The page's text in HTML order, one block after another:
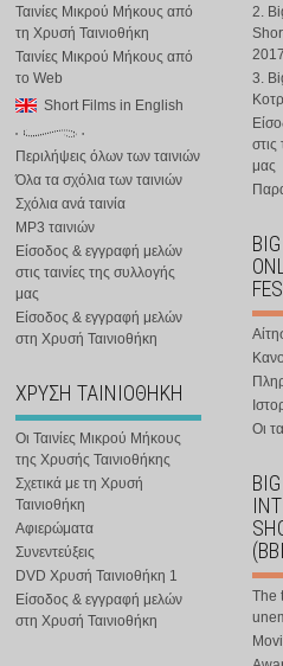
Ταινίες Μικρού Μήκους από
τη Χρυσή Ταινιοθήκη
Ταινίες Μικρού Μήκους από
το Web
Short Films in English
Περιλήψεις όλων των ταινιών
Όλα τα σχόλια των ταινιών
Σχόλια ανά ταινία
MP3 ταινιών
Είσοδος & εγγραφή μελών
στις ταινίες της συλλογής
μας
Είσοδος & εγγραφή μελών
στη Χρυσή Ταινιοθήκη
ΧΡΥΣΗ ΤΑΙΝΙΟΘΗΚΗ
Οι Ταινίες Μικρού Μήκους
της Χρυσής Ταινιοθήκης
Σχετικά με τη Χρυσή
Ταινιοθήκη
Αφιερώματα
Συνεντεύξεις
DVD Χρυσή Ταινιοθήκη 1
Είσοδος & εγγραφή μελών
στη Χρυσή Ταινιοθήκη
2.
3.
στις
μας
Οι
The